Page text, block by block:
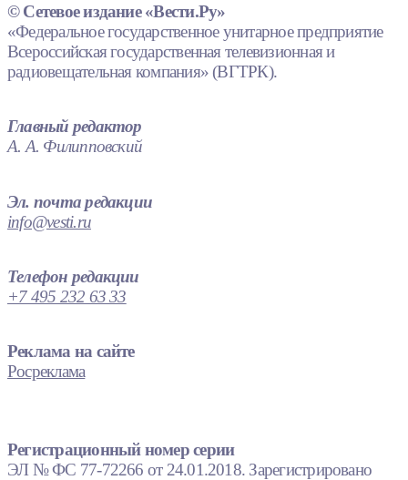
© Сетевое издание «Вести.Ру»
«Федеральное государственное унитарное предприятие
Всероссийская государственная телевизионная и
радиовещательная компания» (ВГТРК).
Главный редактор
А. А. Филипповский
Эл. почта редакции
info@vesti.ru
Телефон редакции
+7 495 232 63 33
Реклама на сайте
Росреклама
Регистрационный номер серии
ЭЛ № ФС 77-72266 от 24.01.2018. Зарегистрировано